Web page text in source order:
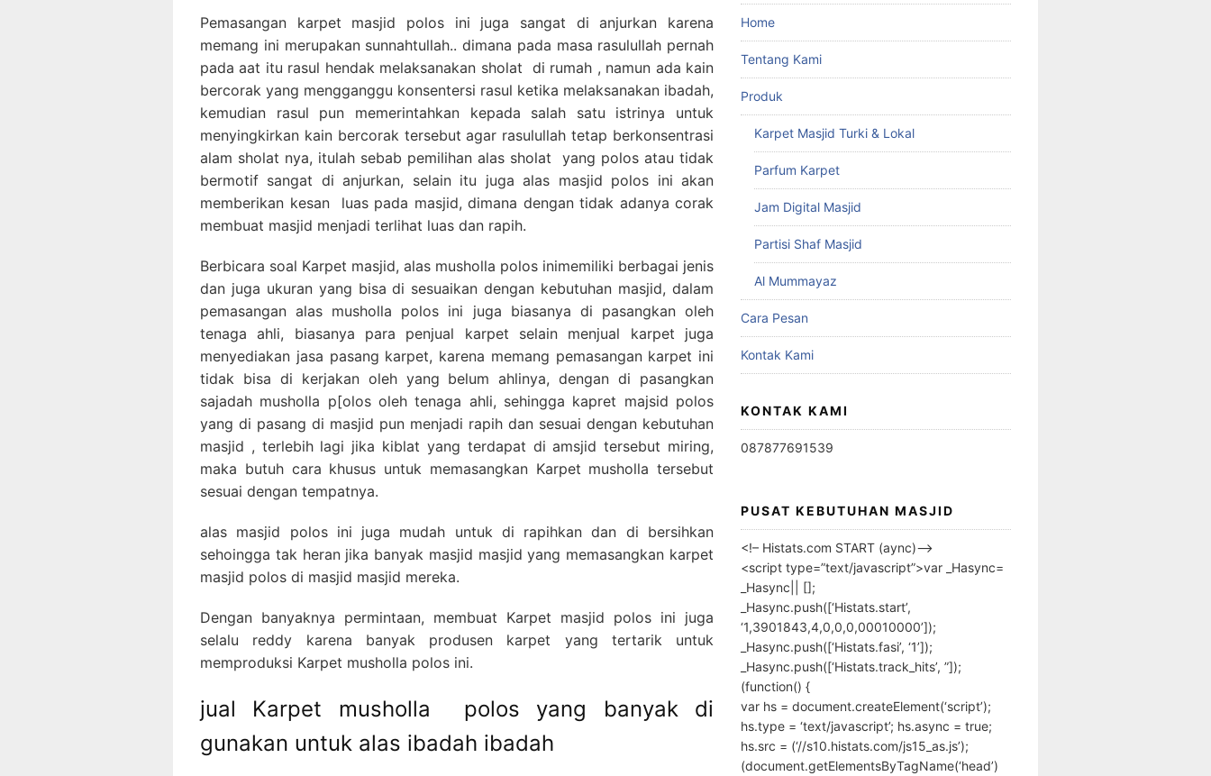
Pemasangan karpet masjid polos ini juga sangat di anjurkan karena
memang ini merupakan sunnahtullah.. dimana pada masa rasulullah pernah
pada aat itu rasul hendak melaksanakan sholat di rumah , namun ada kain
bercorak yang mengganggu konsentersi rasul ketika melaksanakan ibadah,
kemudian rasul pun memerintahkan kepada salah satu istrinya untuk
menyingkirkan kain bercorak tersebut agar rasulullah tetap berkonsentrasi
alam sholat nya, itulah sebab pemilihan alas sholat yang polos atau tidak
bermotif sangat di anjurkan, selain itu juga alas masjid polos ini akan
memberikan kesan luas pada masjid, dimana dengan tidak adanya corak
membuat masjid menjadi terlihat luas dan rapih.
Berbicara soal Karpet masjid, alas musholla polos inimemiliki berbagai jenis
dan juga ukuran yang bisa di sesuaikan dengan kebutuhan masjid, dalam
pemasangan alas musholla polos ini juga biasanya di pasangkan oleh
tenaga ahli, biasanya para penjual karpet selain menjual karpet juga
menyediakan jasa pasang karpet, karena memang pemasangan karpet ini
tidak bisa di kerjakan oleh yang belum ahlinya, dengan di pasangkan
sajadah musholla p[olos oleh tenaga ahli, sehingga kapret majsid polos
yang di pasang di masjid pun menjadi rapih dan sesuai dengan kebutuhan
masjid , terlebih lagi jika kiblat yang terdapat di amsjid tersebut miring,
maka butuh cara khusus untuk memasangkan Karpet musholla tersebut
sesuai dengan tempatnya.
alas masjid polos ini juga mudah untuk di rapihkan dan di bersihkan
sehoingga tak heran jika banyak masjid masjid yang memasangkan karpet
masjid polos di masjid masjid mereka.
Dengan banyaknya permintaan, membuat Karpet masjid polos ini juga
selalu reddy karena banyak produsen karpet yang tertarik untuk
memproduksi Karpet musholla polos ini.
jual Karpet musholla polos yang banyak di
gunakan untuk alas ibadah ibadah
Home
Tentang Kami
Produk
Karpet Masjid Turki & Lokal
Parfum Karpet
Jam Digital Masjid
Partisi Shaf Masjid
Al Mummayaz
Cara Pesan
Kontak Kami
KONTAK KAMI
087877691539
PUSAT KEBUTUHAN MASJID
<!– Histats.com START (aync)–>
<script type=”text/javascript”>var _Hasync=
_Hasync|| [];
_Hasync.push([‘Histats.start’,
‘1,3901843,4,0,0,0,00010000’]);
_Hasync.push([‘Histats.fasi’, ‘1’]);
_Hasync.push([‘Histats.track_hits’, ”]);
(function() {
var hs = document.createElement(‘script’);
hs.type = ‘text/javascript’; hs.async = true;
hs.src = (‘//s10.histats.com/js15_as.js’);
(document.getElementsByTagName(‘head’)